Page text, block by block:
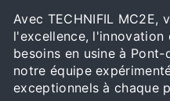
Avec TECHNIFIL MC2E,
l'excellence,
besoins en usine à
notre équipe
exceptionnels à chaque